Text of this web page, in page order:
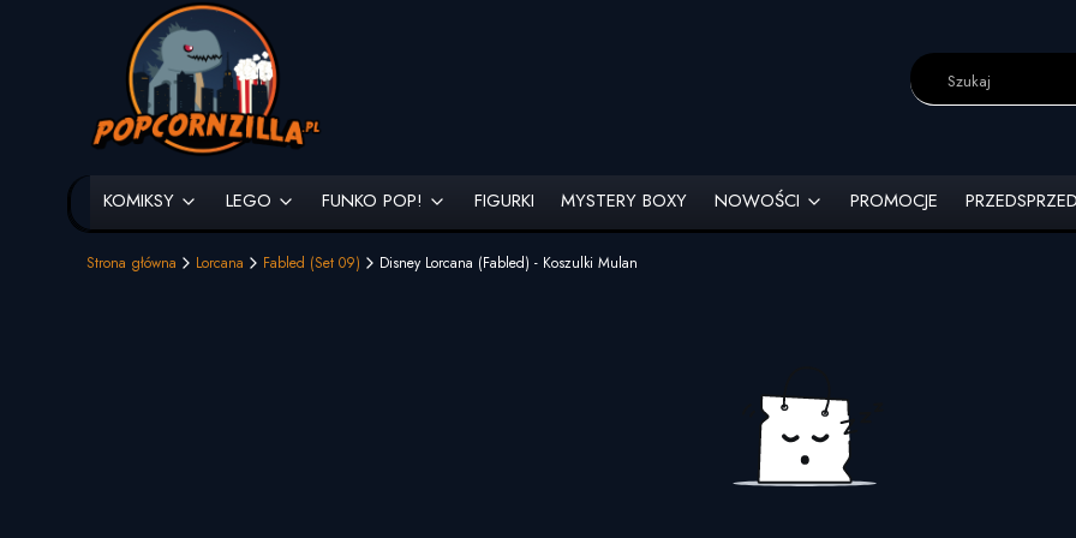
KOMIKSY LEGO FUNKO POP! FIGURKI MYSTERY BOXY NOWOŚCI PROMOCJE
Strona główna Lorcana Fabled (Set 09) Disney Lorcana (Fabled) - Koszulki Mulan